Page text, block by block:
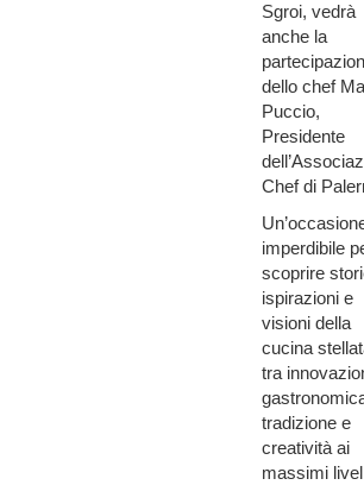
Sgroi, vedrà
anche la
dello chef
Puccio,
Presidente
Chef di
imperdibile
scoprire
ispirazioni e
visioni della
cucina
tra
tradizione e
creatività ai
massimi